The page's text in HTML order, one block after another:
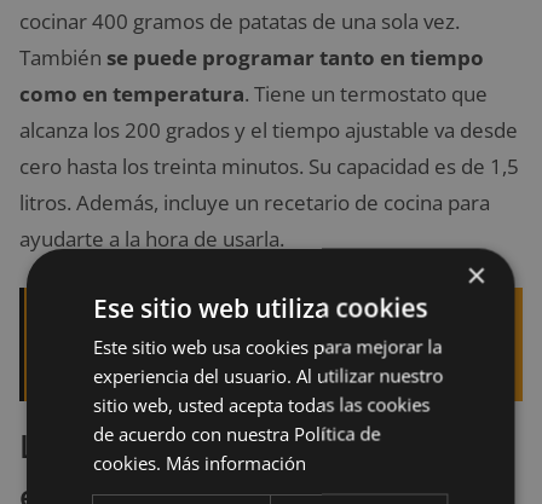
cocinar 400 gramos de patatas de una sola vez.
También se puede programar tanto en tiempo
como en temperatura. Tiene un termostato que
alcanza los 200 grados y el tiempo ajustable va desde
cero hasta los treinta minutos. Su capacidad es de 1,5
litros. Además, incluye un recetario de cocina para
ayudarte a la hora de usarla.
Quizá te interese leer:
Tipos de soportes de
móviles para coches ¿Cuál es la mejor opción?
La mejor oferta que hemos
×
Ese sitio web utiliza cookies
Este sitio web usa cookies para mejorar la
experiencia del usuario. Al utilizar nuestro
sitio web, usted acepta todas las cookies
de acuerdo con nuestra Política de
cookies. Más información